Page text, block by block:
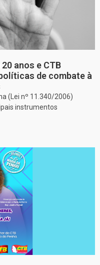
anos e CTB
de combate à
(Lei nº 11.340/2006)
instrumentos